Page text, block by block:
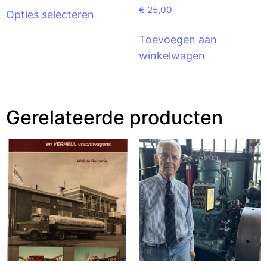
Opties selecteren € 25,00
Toevoegen aan
winkelwagen
Gerelateerde producten